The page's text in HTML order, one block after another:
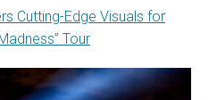
Cutting-Edge Visuals for
Tour